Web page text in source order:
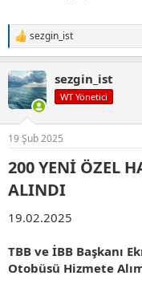
T
e
k
i
l
:
sezgin_ist
sezgin_ist
WT Yönetici
19 Şub 2025
200 YENİ ÖZEL
ALINDI​
19.02.2025
TBB ve İBB Başkanı
Otobüsü Hizmete